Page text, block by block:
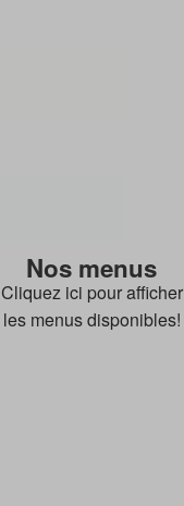
Nos menus
Cliquez ici pour afficher
les menus disponibles!